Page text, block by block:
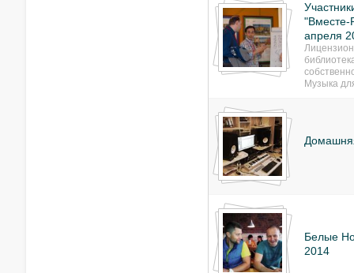
"Вместе-
апреля
Музыка
Белые
2014